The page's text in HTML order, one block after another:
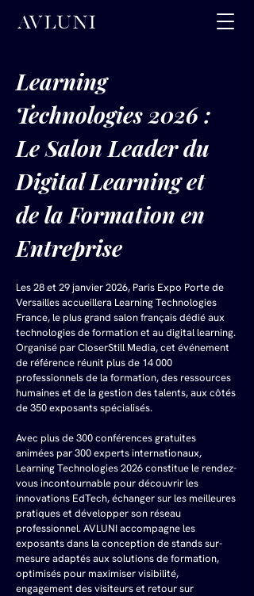
Learning
Technologies 2026 :
Le Salon Leader du
Digital Learning et
de la Formation en
Entreprise
Les 28 et 29 janvier 2026, Paris Expo Porte de
Versailles accueillera Learning Technologies
France, le plus grand salon français dédié aux
technologies de formation et au digital learning.
Organisé par CloserStill Media, cet événement
de référence réunit plus de 14 000
professionnels de la formation, des ressources
humaines et de la gestion des talents, aux côtés
de 350 exposants spécialisés.
Avec plus de 300 conférences gratuites
animées par 300 experts internationaux,
Learning Technologies 2026 constitue le rendez-
vous incontournable pour découvrir les
innovations EdTech, échanger sur les meilleures
pratiques et développer son réseau
professionnel. AVLUNI accompagne les
exposants dans la conception de stands sur-
mesure adaptés aux solutions de formation,
optimisés pour maximiser visibilité,
engagement des visiteurs et retour sur